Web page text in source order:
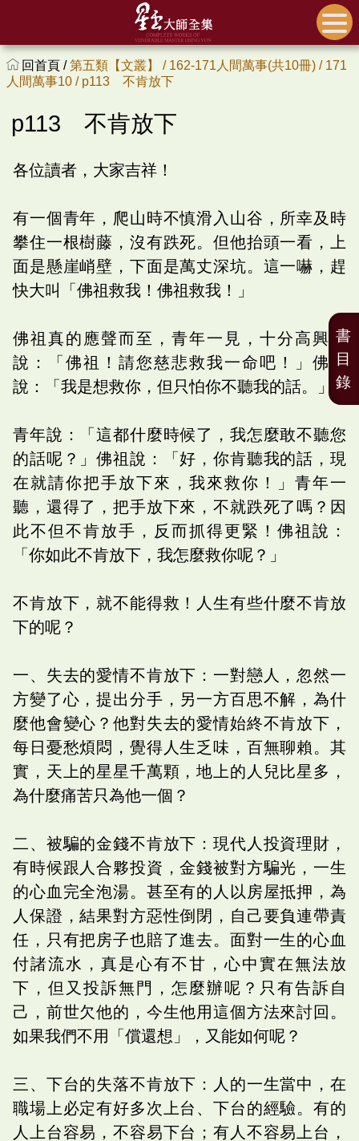
回首頁 /第五類【文叢】 / 162-171人間萬事(共10冊) / 171
人間萬事10 / p113 不肯放下
p113 不肯放下
各位讀者，大家吉祥！
有一個青年，爬山時不慎滑入山谷，所幸及時
攀住一根樹藤，沒有跌死。但他抬頭一看，上
面是懸崖峭壁，下面是萬丈深坑。這一嚇，趕
快大叫「佛祖救我！佛祖救我！」
佛祖真的應聲而至，青年一見，十分高興，
說：「佛祖！請您慈悲救我一命吧！」佛祖
說：「我是想救你，但只怕你不聽我的話。」
青年說：「這都什麼時候了，我怎麼敢不聽您
的話呢？」佛祖說：「好，你肯聽我的話，現
在就請你把手放下來，我來救你！」青年一
聽，還得了，把手放下來，不就跌死了嗎？因
此不但不肯放手，反而抓得更緊！佛祖說：
「你如此不肯放下，我怎麼救你呢？」
不肯放下，就不能得救！人生有些什麼不肯放
下的呢？
一、失去的愛情不肯放下：一對戀人，忽然一
方變了心，提出分手，另一方百思不解，為什
麼他會變心？他對失去的愛情始終不肯放下，
每日憂愁煩悶，覺得人生乏味，百無聊賴。其
實，天上的星星千萬顆，地上的人兒比星多，
為什麼痛苦只為他一個？
二、被騙的金錢不肯放下：現代人投資理財，
有時候跟人合夥投資，金錢被對方騙光，一生
的心血完全泡湯。甚至有的人以房屋抵押，為
人保證，結果對方惡性倒閉，自己要負連帶責
任，只有把房子也賠了進去。面對一生的心血
付諸流水，真是心有不甘，心中實在無法放
下，但又投訴無門，怎麼辦呢？只有告訴自
己，前世欠他的，今生他用這個方法來討回。
如果我們不用「償還想」，又能如何呢？
三、下台的失落不肯放下：人的一生當中，在
職場上必定有好多次上台、下台的經驗。有的
人上台容易，不容易下台；有人不容易上台，
書
目
錄